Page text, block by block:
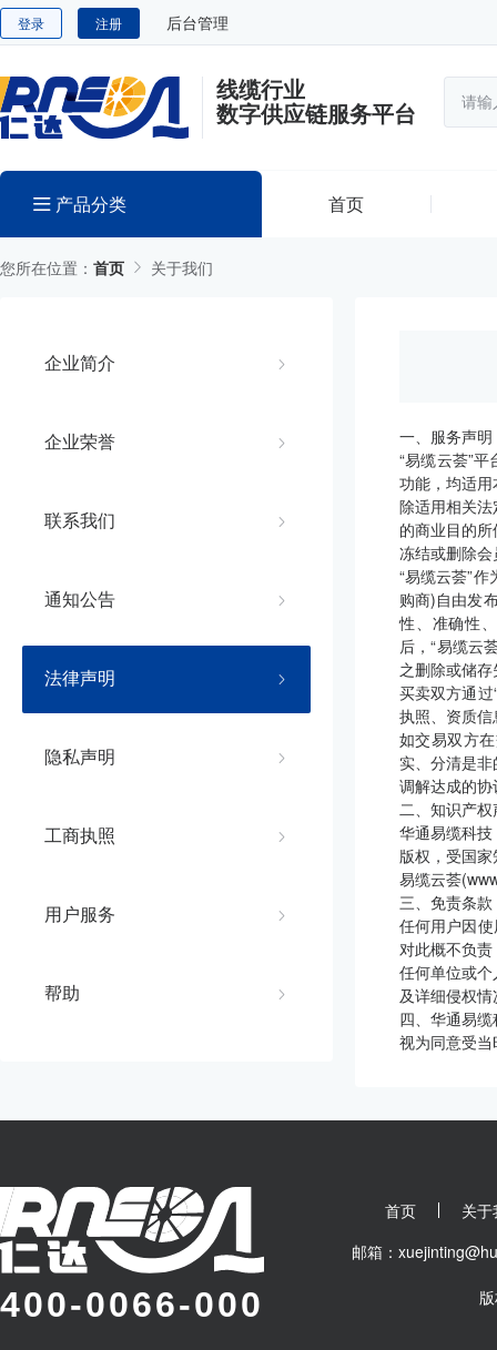
登录 注册 后台管理
线缆行业
数字供应链服务平台
产品分类 首页
您所在位置： 首页 关于我们
企业简介
企业荣誉
联系我们
通知公告
法律声明
隐私声明
工商执照
用户服务
帮助
一、服务声明
“易缆云荟”
功能，均适
除适用相关
的商业目的
冻结或删除
“易缆云荟”
购商)自由发
性、准确性
后，“易缆云
之删除或储
买卖双方通
执照、资质
如交易双方
实、分清是
调解达成的
二、知识产
华通易缆科
版权，受国
易缆云荟
三、免责条款
任何用户因
对此概不负
任何单位或
及详细侵权
四、华通易
视为同意受
400-0066-000
首页
关
邮箱：